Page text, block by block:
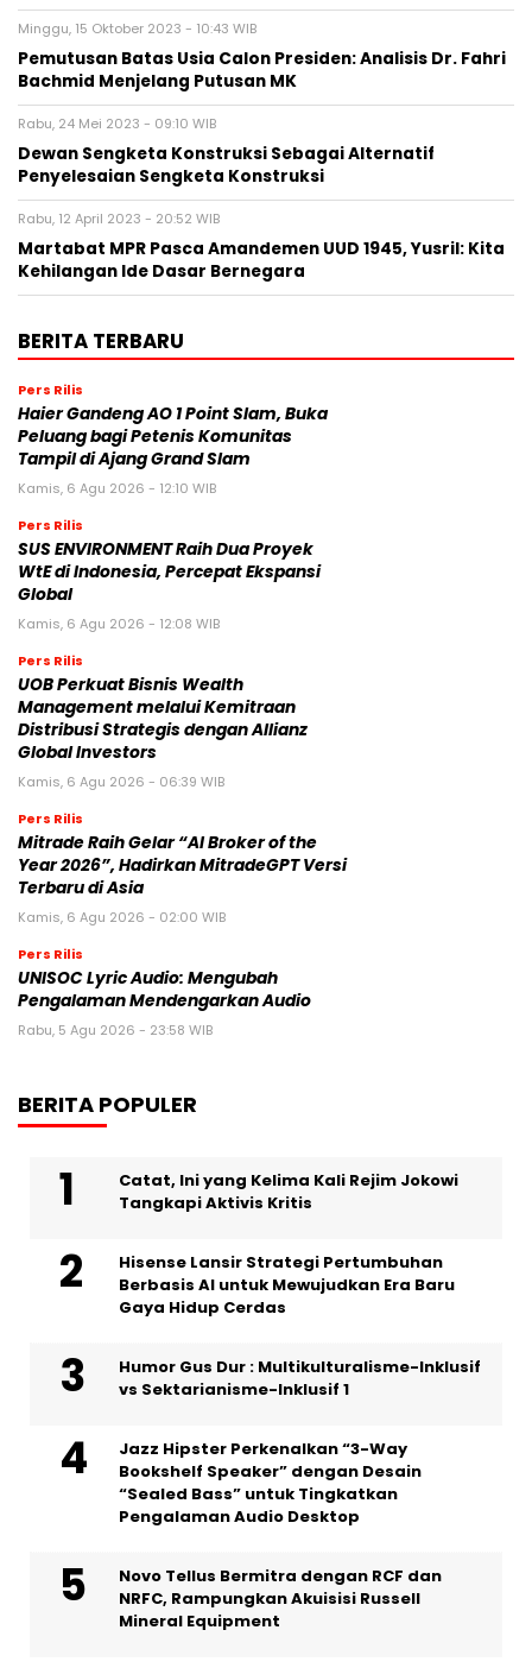
Minggu, 15 Oktober 2023 - 10:43 WIB
Pemutusan Batas Usia Calon Presiden: Analisis Dr. Fahri
Bachmid Menjelang Putusan MK
Rabu, 24 Mei 2023 - 09:10 WIB
Dewan Sengketa Konstruksi Sebagai Alternatif
Penyelesaian Sengketa Konstruksi
Rabu, 12 April 2023 - 20:52 WIB
Martabat MPR Pasca Amandemen UUD 1945, Yusril: Kita
Kehilangan Ide Dasar Bernegara
BERITA TERBARU
Pers Rilis
Haier Gandeng AO 1 Point Slam, Buka
Peluang bagi Petenis Komunitas
Tampil di Ajang Grand Slam
Kamis, 6 Agu 2026 - 12:10 WIB
Pers Rilis
SUS ENVIRONMENT Raih Dua Proyek
WtE di Indonesia, Percepat Ekspansi
Global
Kamis, 6 Agu 2026 - 12:08 WIB
Pers Rilis
UOB Perkuat Bisnis Wealth
Management melalui Kemitraan
Distribusi Strategis dengan Allianz
Global Investors
Kamis, 6 Agu 2026 - 06:39 WIB
Pers Rilis
Mitrade Raih Gelar “AI Broker of the
Year 2026”, Hadirkan MitradeGPT Versi
Terbaru di Asia
Kamis, 6 Agu 2026 - 02:00 WIB
Pers Rilis
UNISOC Lyric Audio: Mengubah
Pengalaman Mendengarkan Audio
Rabu, 5 Agu 2026 - 23:58 WIB
BERITA POPULER
Catat, Ini yang Kelima Kali Rejim Jokowi
Tangkapi Aktivis Kritis
Hisense Lansir Strategi Pertumbuhan
Berbasis AI untuk Mewujudkan Era Baru
Gaya Hidup Cerdas
Humor Gus Dur : Multikulturalisme-Inklusif
vs Sektarianisme-Inklusif 1
Jazz Hipster Perkenalkan “3-Way
Bookshelf Speaker” dengan Desain
“Sealed Bass” untuk Tingkatkan
Pengalaman Audio Desktop
Novo Tellus Bermitra dengan RCF dan
NRFC, Rampungkan Akuisisi Russell
Mineral Equipment